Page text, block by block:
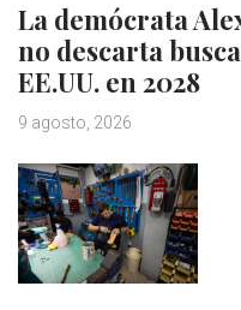
La demócrata
no descarta
EE.UU. en 2028
9 agosto, 2026